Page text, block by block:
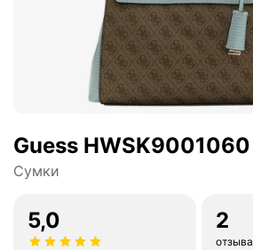
Guess HWSK9001060
Сумки
5,0 2
отзыва